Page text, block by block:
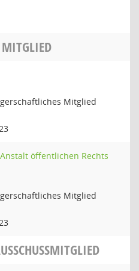
MITGLIED
Mitglied
öffentlichen Rechts
Mitglied